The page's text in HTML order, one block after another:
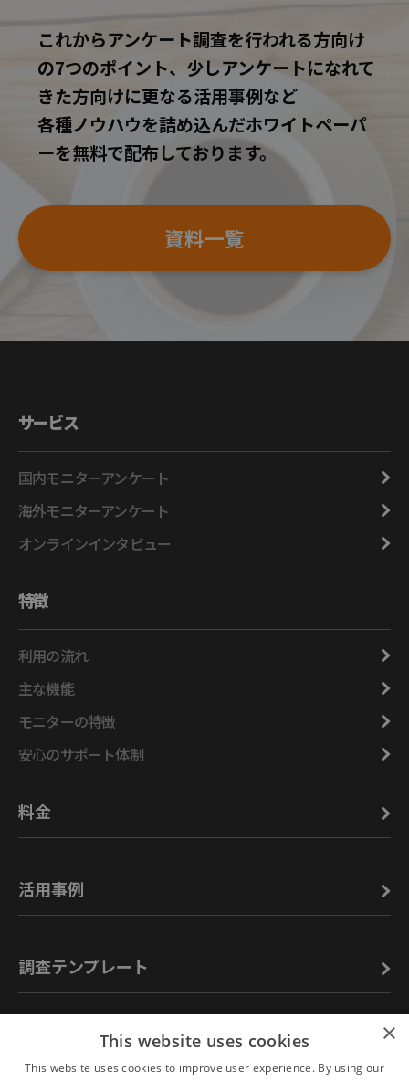
これからアンケート調査を行われる方向け
の7つのポイント、少しアンケートになれて
きた方向けに更なる活用事例など
各種ノウハウを詰め込んだホワイトペーパ
ーを無料で配布しております。
資料一覧
サービス
国内モニターアンケート
海外モニターアンケート
オンラインインタビュー
特徴
利用の流れ
主な機能
モニターの特徴
安心のサポート体制
料金
活用事例
調査テンプレート
お役立ち情報 ×
This website uses cookies
This website uses cookies to improve user experience. By using our